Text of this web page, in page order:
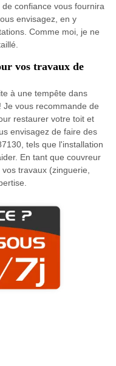
confiance vous fournira
envisagez, en y
Comme moi, je ne
vos travaux de
à une tempête dans
vous recommande de
restaurer votre toit et
envisagez de faire des
tels que l'installation
En tant que couvreur
travaux (zinguerie,